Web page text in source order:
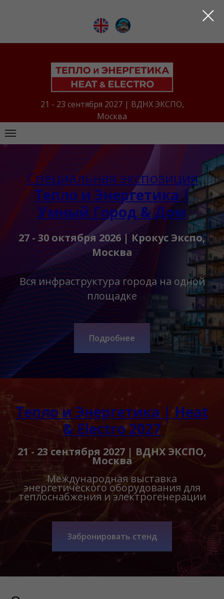
21 - 23 сентября 2027 | ВДНХ ЭКСПО,
Москва
Специальная экспозиция
Тепло и Энергетика |
Умный Город & Дом
27 - 30 октября 2026 | Крокус Экспо,
Москва
Вся инфраструктура города на одной
площадке
Подробнее
Тепло и Энергетика | Heat
& Electro 2027
21 - 23 сентября 2027 | ВДНХ ЭКСПО,
Москва
Международная выставка
энергетического оборудования для
теплоснабжения и электрогенерации
Забронировать стенд